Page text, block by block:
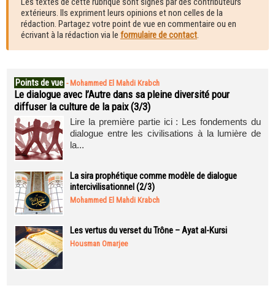
extérieurs. Ils expriment leurs opinions et non celles de la
rédaction. Partagez votre point de vue en commentaire ou en
écrivant à la rédaction via le formulaire de contact.
Points de vue - Mohammed El Mahdi Krabch
Le dialogue avec l’Autre dans sa pleine diversité pour
diffuser la culture de la paix (3/3)
Lire la première partie ici : Les fondements du
dialogue entre les civilisations à la lumière de
la...
La sira prophétique comme modèle de dialogue
intercivilisationnel (2/3)
Mohammed El Mahdi Krabch
Les vertus du verset du Trône – Ayat al-Kursi
Housman Omarjee